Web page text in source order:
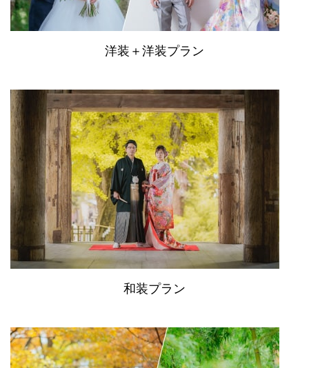
洋装＋洋装プラン
和装プラン